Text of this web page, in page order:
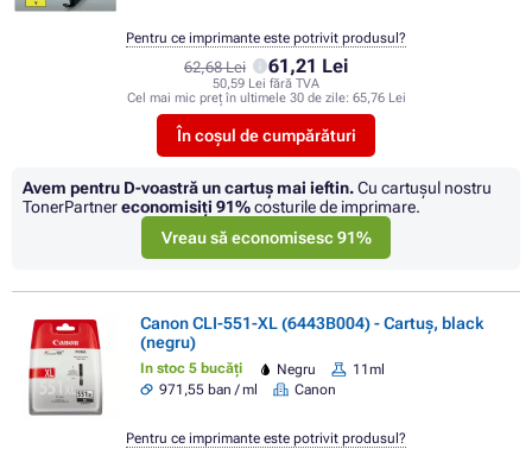
62,68 Lei 61,21 Lei
50,59 Lei fără TVA
Cel mai mic preț în ultimele 30 de zile: 65,76 Lei
În coșul de cumpărături
Pentru ce imprimante este potrivit produsul?
Avem pentru D-voastră un cartuș mai ieftin.Cu cartuşul nostru
TonerPartnereconomisiţi 91%costurile de imprimare.
Vreau să economisesc 91%
Canon CLI-551-XL (6443B004) - Cartuș, black
(negru)
In stoc 5 bucăți Negru
11ml
971,55 ban / ml
Canon
Pentru ce imprimante este potrivit produsul?